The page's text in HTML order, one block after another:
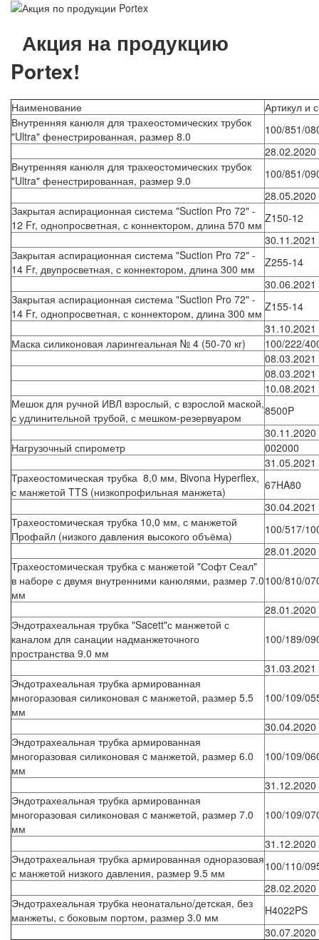
Акция на продукцию
Portex!
Наименование
Артикул и
Внутренняя канюля для трахеостомических трубок
"Ultra" фенестрированная, размер 8.0
100/851/
28.02.2020
Внутренняя канюля для трахеостомических трубок
"Ultra" фенестрированная, размер 9.0
100/851/
28.05.2020
Закрытая аспирационная система "Suction Pro 72" -
12 Fr, однопросветная, с коннектором, длина 570 мм Z150-12
30.11.2021
Закрытая аспирационная система "Suction Pro 72" -
14 Fr, двупросветная, с коннектором, длина 300 мм
Z255-14
30.06.2021
Закрытая аспирационная система "Suction Pro 72" -
14 Fr, однопросветная, с коннектором, длина 300 мм Z155-14
31.10.2021
Маска силиконовая ларингеальная № 4 (50-70 кг)
100/222/
08.03.2021
08.03.2021
10.08.2021
Мешок для ручной ИВЛ взрослый, с взрослой маской,
с удлинительной трубой, с мешком-резервуаром
8500P
30.11.2020
Нагрузочный спирометр
002000
31.05.2021
Трахеостомическая трубка 8,0 мм, Bivona Hyperflex,
с манжетой TTS (низкопрофильная манжета)
67HA80
30.04.2021
Трахеостомическая трубка 10,0 мм, с манжетой
Профайл (низкого давления высокого объёма)
100/517/
28.01.2020
Трахеостомическая трубка с манжетой "Софт Сеал"
в наборе с двумя внутренними канюлями, размер 7.0
мм
100/810/
28.01.2020
Эндотрахеальная трубка "Sacett"с манжетой с
каналом для санации надманжеточного
пространства 9.0 мм
100/189/
31.03.2021
Эндотрахеальная трубка армированная
многоразовая силиконовая c манжетой, размер 5.5
мм
100/109/
30.04.2020
Эндотрахеальная трубка армированная
многоразовая силиконовая c манжетой, размер 6.0
мм
100/109/
31.12.2020
Эндотрахеальная трубка армированная
многоразовая силиконовая c манжетой, размер 7.0
мм
100/109/
31.12.2020
Эндотрахеальная трубка армированная одноразовая
с манжетой низкого давления, размер 9.5 мм
100/110/
28.02.2020
Эндотрахеальная трубка неонатально/детская, без
манжеты, с боковым портом, размер 3.0 мм
H4022PS
30.07.2020